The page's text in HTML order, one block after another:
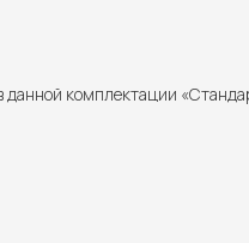
комплектации